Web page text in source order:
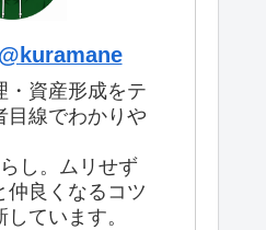
・資産形成をテ
目線でわかりや
し。ムリせず
仲良くなるコツ
ています。